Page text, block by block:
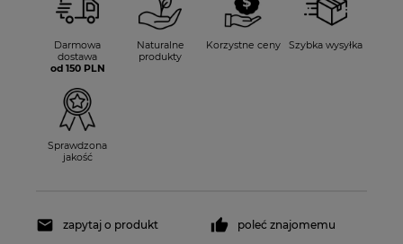
Darmowa
dostawa
od 150 PLN
Naturalne
produkty
Korzystne ceny Szybka wysyłka
Sprawdzona
jakość
zapytaj o produkt poleć znajomemu